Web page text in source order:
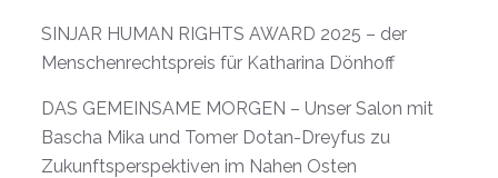
SINJAR HUMAN RIGHTS AWARD 2025 – der
Menschenrechtspreis für Katharina Dönhoff
DAS GEMEINSAME MORGEN – Unser Salon mit
Bascha Mika und Tomer Dotan-Dreyfus zu
Zukunftsperspektiven im Nahen Osten